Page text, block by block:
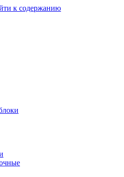
к содержанию